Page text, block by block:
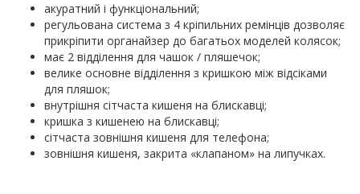
акуратний і функціональний;
регульована система з 4 кріпильних ремінців дозволяє
прикріпити органайзер до багатьох моделей колясок;
має 2 відділення для чашок / пляшечок;
велике основне відділення з кришкою між відсіками
для пляшок;
внутрішня сітчаста кишеня на блискавці;
кришка з кишенею на блискавці;
сітчаста зовнішня кишеня для телефона;
зовнішня кишеня, закрита «клапаном» на липучках.